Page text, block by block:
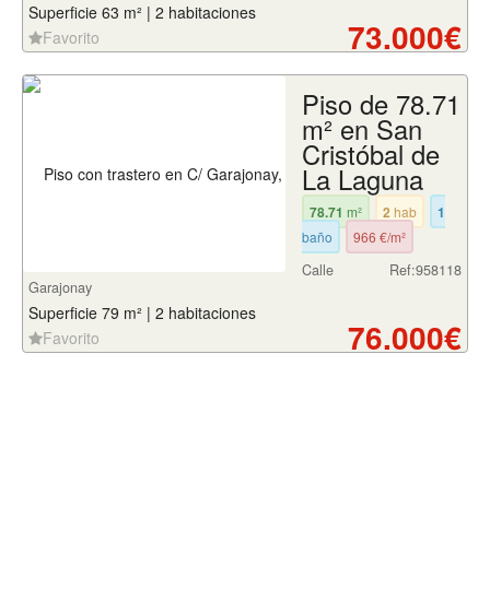
Superficie 63 m² | 2 habitaciones
Favorito
73.000€
Piso de 78.71
m² en San
Cristóbal de
La Laguna
78.71 m² 2 hab 1
baño 966 €/m²
Ref:958118
Calle
Garajonay
Superficie 79 m² | 2 habitaciones
Favorito
76.000€